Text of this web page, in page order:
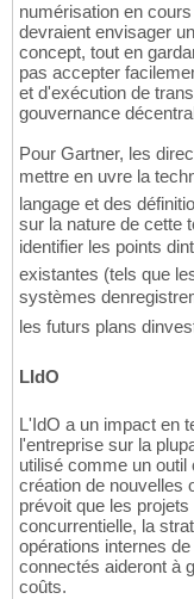
numérisation en
devraient envisager
concept, tout en
pas accepter
et d'exécution de
gouvernance
Pour Gartner, les
mettre en uvre la
langage et des
sur la nature de cette
identifier les points
existantes (tels que
systèmes
les futurs plans
LIdO
L'IdO a un impact en
l'entreprise sur la
utilisé comme un
création de nouvelles
prévoit que les
concurrentielle, la
opérations internes
connectés aideront à
coûts.